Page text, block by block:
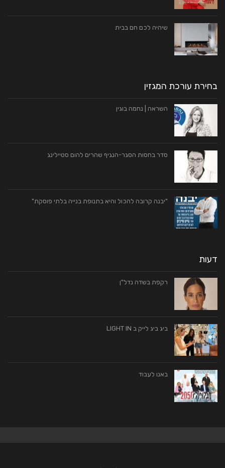
שיהיה לכם חם בבית
בחירת עורכת המגזין
השראה | נחמה בוגין
סדר בחסות הסגר-הנגיף שהרים להום סטיילינג
"יבנה קרובה להכול והיא בתנופת בנייה בלתי פוסקת"
דעות
רקפת בשדה נדל"ן
ביג ביג לייק ב LIGHT IN
באנו לעבוד